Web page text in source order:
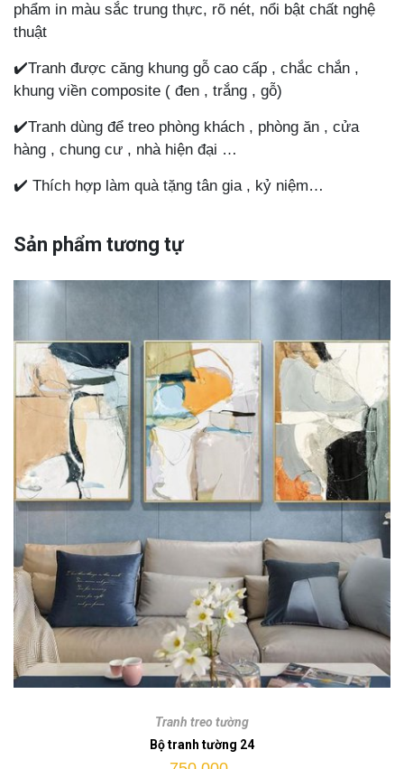
phẩm in màu sắc trung thực, rõ nét, nổi bật chất nghệ
thuật
✔️Tranh được căng khung gỗ cao cấp , chắc chắn ,
khung viền composite ( đen , trắng , gỗ)
✔️Tranh dùng để treo phòng khách , phòng ăn , cửa
hàng , chung cư , nhà hiện đại …
✔️ Thích hợp làm quà tặng tân gia , kỷ niệm…
Sản phẩm tương tự
Tranh treo tường
Bộ tranh tường 24